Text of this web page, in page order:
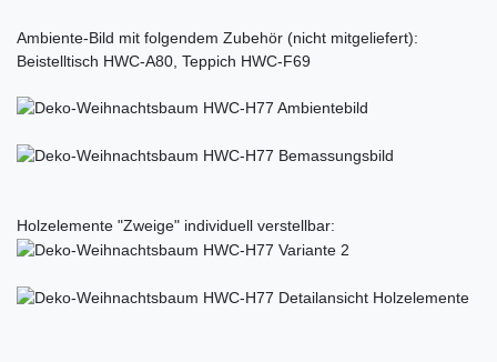
Ambiente-Bild mit folgendem Zubehör (nicht mitgeliefert):
Beistelltisch HWC-A80, Teppich HWC-F69
Holzelemente "Zweige" individuell verstellbar: